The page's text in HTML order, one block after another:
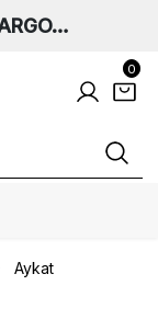
0
Aykat